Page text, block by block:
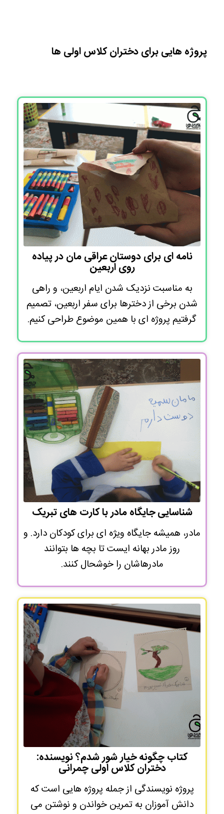
پروژه هایی برای دختران کلاس اولی ها
نامه ای برای دوستان عراقی مان در پیاده
روی اربعین
به مناسبت نزدیک شدن ایام اربعین، و راهی
شدن برخی از دخترها برای سفر اربعین، تصمیم
گرفتیم پروژه ای با همین موضوع طراحی کنیم.
شناسایی جایگاه مادر با کارت های تبریک
مادر، همیشه جایگاه ویژه ای برای کودکان دارد. و
روز مادر بهانه ایست تا بچه ها بتوانند
مادرهاشان را خوشحال کنند.
کتاب چگونه خیار شور شدم؟ نویسنده:
دختران کلاس اولی چمرانی
پروژه نویسندگی از جمله پروژه هایی است که
دانش آموزان به تمرین خواندن و نوشتن می